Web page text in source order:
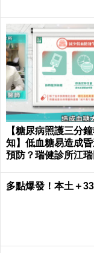
【糖尿病照護三分
知】低血糖易造成
預防？瑞健診所江
多點爆發！本土＋